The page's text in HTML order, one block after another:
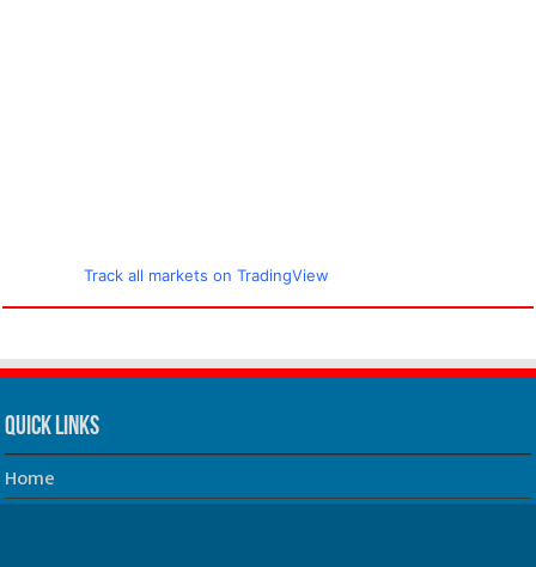
Track all markets on TradingView
Quick Links
Home